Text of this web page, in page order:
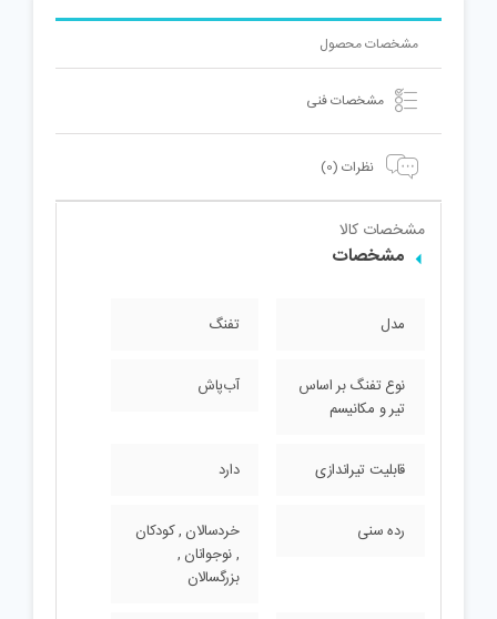
مشخصات محصول
مشخصات فنی
نظرات (0)
مشخصات کالا
مشخصات
مدل تفنگ
نوع تفنگ بر اساس
تیر و مکانیسم
آب‌پاش
قابلیت تیراندازی دارد
رده سنی
خردسالان , کودکان
, نوجوانان ,
بزرگسالان